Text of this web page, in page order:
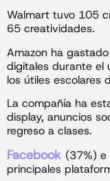
Walmart tuvo 105
65 creatividades.
Amazon ha
digitales durante el
los útiles escolares
La compañía ha
display, anuncios
regreso a clases.
Facebook (37%) e
principales